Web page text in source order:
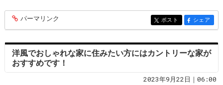
entry271
パーマリンク entry271
ポスト entry271
シェア
洋風でおしゃれな家に住みたい方にはカントリーな家が
おすすめです！
2023年9月22日｜06:00